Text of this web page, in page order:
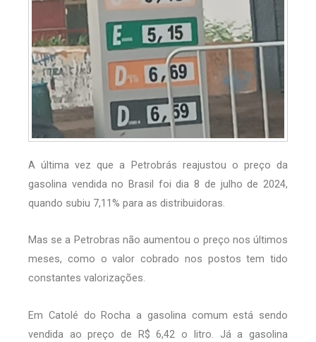
A última vez que a Petrobrás reajustou o preço da
gasolina vendida no Brasil foi dia 8 de julho de 2024,
quando subiu 7,11% para as distribuidoras.
Mas se a Petrobras não aumentou o preço nos últimos
meses, como o valor cobrado nos postos tem tido
constantes valorizações.
Em Catolé do Rocha a gasolina comum está sendo
vendida ao preço de R$ 6,42 o litro. Já a gasolina